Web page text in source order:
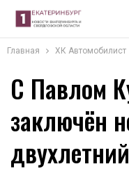
Главная ХК Автомобилист
С Павлом
заключён